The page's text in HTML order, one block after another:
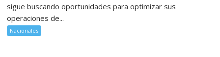
sigue buscando oportunidades para optimizar sus
operaciones de...
Nacionales